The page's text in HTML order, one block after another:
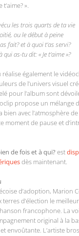
».
les trois quarts de ta vie
ou le début à peine
fait? et à quoi t’as servi?
as-tu dit: « Je t’aime »?
également le
de l’univers visuel
pour l’album sont
propose un mélange
avec l’atmosphère
moment de pause et
de fois et à qui? est
dès maintenant.
d’adoption, Marion
d’élection le
francophone. La
original à la
envoûtante. L’artiste